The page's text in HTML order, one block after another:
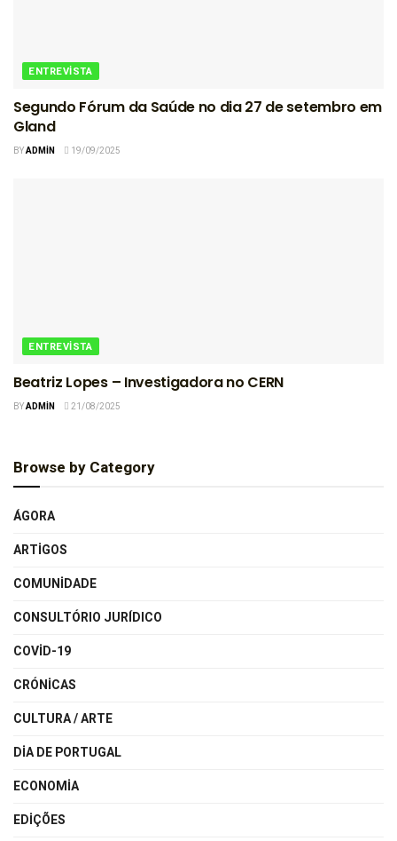
ENTREVISTA
Segundo Fórum da Saúde no dia 27 de setembro em
Gland
BYADMIN 19/09/2025
ENTREVISTA
Beatriz Lopes – Investigadora no CERN
BYADMIN 21/08/2025
Browse by Category
ÁGORA
ARTIGOS
COMUNIDADE
CONSULTÓRIO JURÍDICO
COVID-19
CRÓNICAS
CULTURA / ARTE
DIA DE PORTUGAL
ECONOMIA
EDIÇÕES